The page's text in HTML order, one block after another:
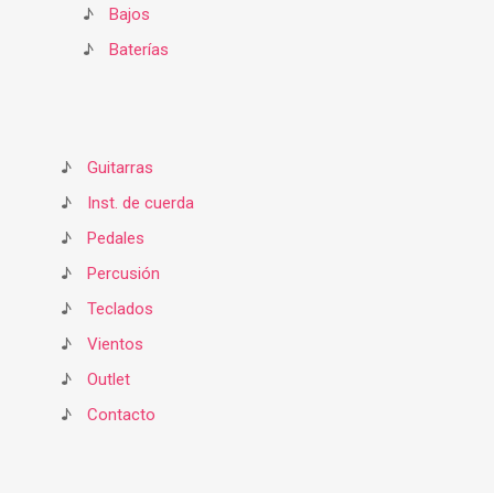
♪
Bajos
♪
Baterías
♪
Guitarras
♪
Inst. de cuerda
♪
Pedales
♪
Percusión
♪
Teclados
♪
Vientos
♪
Outlet
♪
Contacto